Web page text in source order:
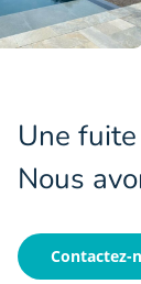
Une
Nous
Contactez-